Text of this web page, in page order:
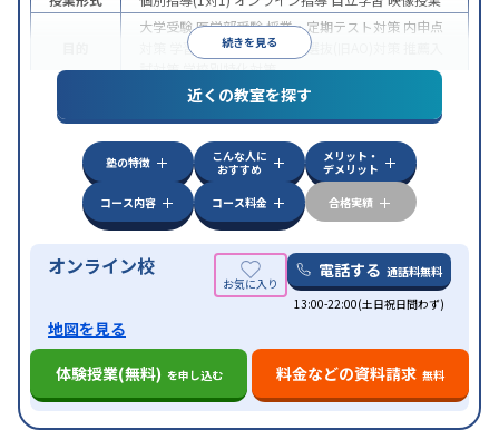
続きを見る
大学受験医学部受験授業・定期テスト対策 内申点
学習習慣の定着 総合型選抜(旧AO)対策
試対策学校別特化対策
特徴
中高一貫校生に対応授業の振替可能
学習にPC・タブレットを利用オンライン対応1
科目から受講可能
近くの教室を探す
塾の特徴
こんな人に
おすすめ
メリット・
デメリット
コース内容
コース料金 合格実績
オンライン校 電話する 通話料無料
13:00-22:00(土日祝日問わず)
地図を見る
体験授業(無料) を申し込む 料金などの資料請求 無料